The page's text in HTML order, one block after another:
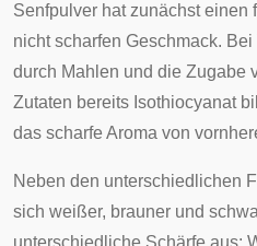
Senfpulver hat zunächst einen
nicht scharfen Geschmack.
durch Mahlen und die Zugabe
Zutaten bereits Isothiocyanat
das scharfe Aroma von
Neben den unterschiedlichen
sich weißer, brauner und
unterschiedliche Schärfe aus: